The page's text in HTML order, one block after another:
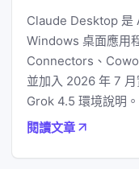
Claude Desktop 是
Windows 桌面應用
Connectors、
並加入 2026 年 7
Grok 4.5 環境說明。
閱讀文章